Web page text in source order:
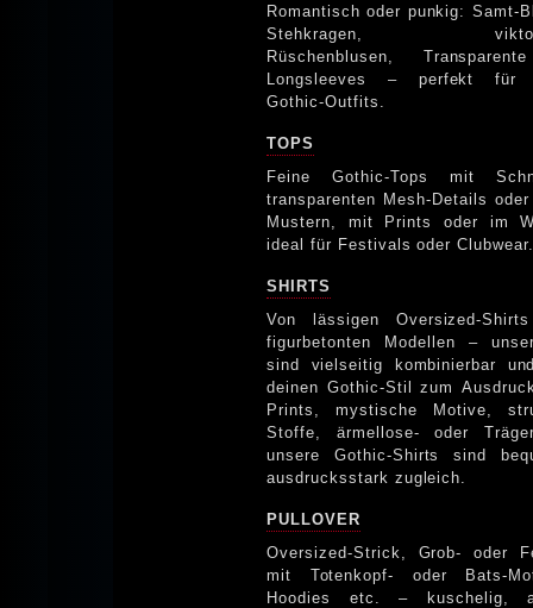
Romantisch oder punkig: Samt-
Stehkragen,
Rüschenblusen,
Longsleeves – perfekt für
Gothic-Outfits.
TOPS
Feine Gothic-Tops mit
transparenten Mesh-Details
Mustern, mit Prints oder im
ideal für Festivals oder Clubwear.
SHIRTS
Von lässigen Oversized-
figurbetonten Modellen –
sind vielseitig kombinierbar
deinen Gothic-Stil zum Ausdruck.
Prints, mystische Motive,
Stoffe, ärmellose- oder
unsere Gothic-Shirts sind
ausdrucksstark zugleich.
PULLOVER
Oversized-Strick, Grob- oder
mit Totenkopf- oder Bats-
Hoodies etc. – kuschelig,